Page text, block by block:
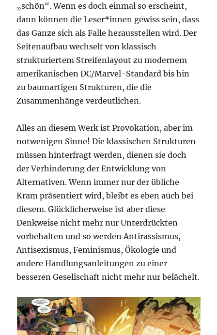
„schön“. Wenn es doch einmal so erscheint,
dann können die Leser*innen gewiss sein, dass
das Ganze sich als Falle herausstellen wird. Der
Seitenaufbau wechselt von klassisch
strukturiertem Streifenlayout zu modernem
amerikanischen DC/Marvel-Standard bis hin
zu baumartigen Strukturen, die die
Zusammenhänge verdeutlichen.
Alles an diesem Werk ist Provokation, aber im
notwenigen Sinne! Die klassischen Strukturen
müssen hinterfragt werden, dienen sie doch
der Verhinderung der Entwicklung von
Alternativen. Wenn immer nur der übliche
Kram präsentiert wird, bleibt es eben auch bei
diesem. Glücklicherweise ist aber diese
Denkweise nicht mehr nur Unterdrückten
vorbehalten und so werden Antirassismus,
Antisexismus, Feminismus, Ökologie und
andere Handlungsanleitungen zu einer
besseren Gesellschaft nicht mehr nur belächelt.